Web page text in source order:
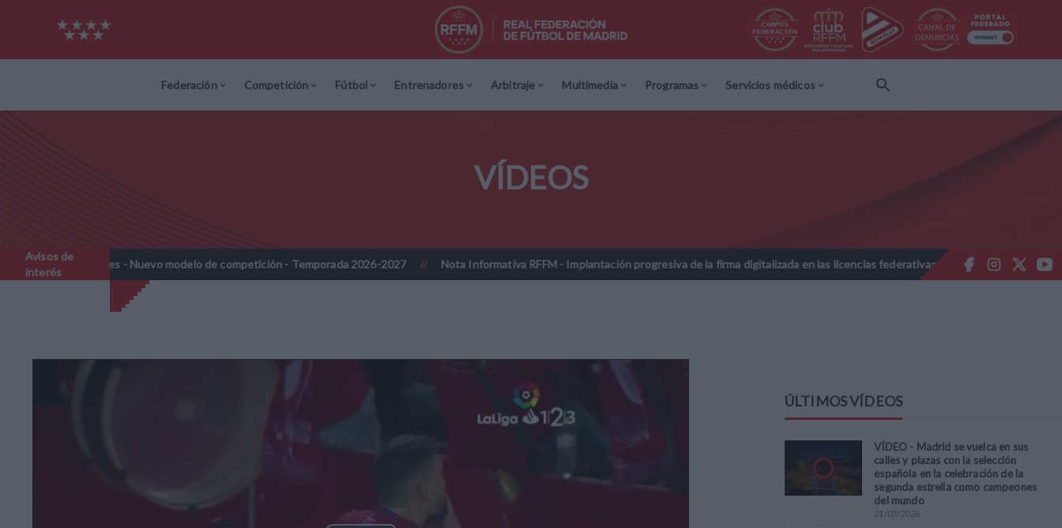
Federación Competición Fútbol Entrenadores Arbitraje Multimedia Programas Servicios médicos
VÍDEOS
Avisos de
interés
- Nuevo modelo de competición - Temporada 2026-2027 // Nota Informativa RFFM - Implantación progresiva de la firma digitalizada en las licencias federativas - Temporada 2026-2027 //
ÚLTIMOS VÍDEOS
VÍDEO - Madrid se vuelca en sus
calles y plazas con la selección
española en la celebración de la
segunda estrella como campeones
del mundo
21 /07/2026